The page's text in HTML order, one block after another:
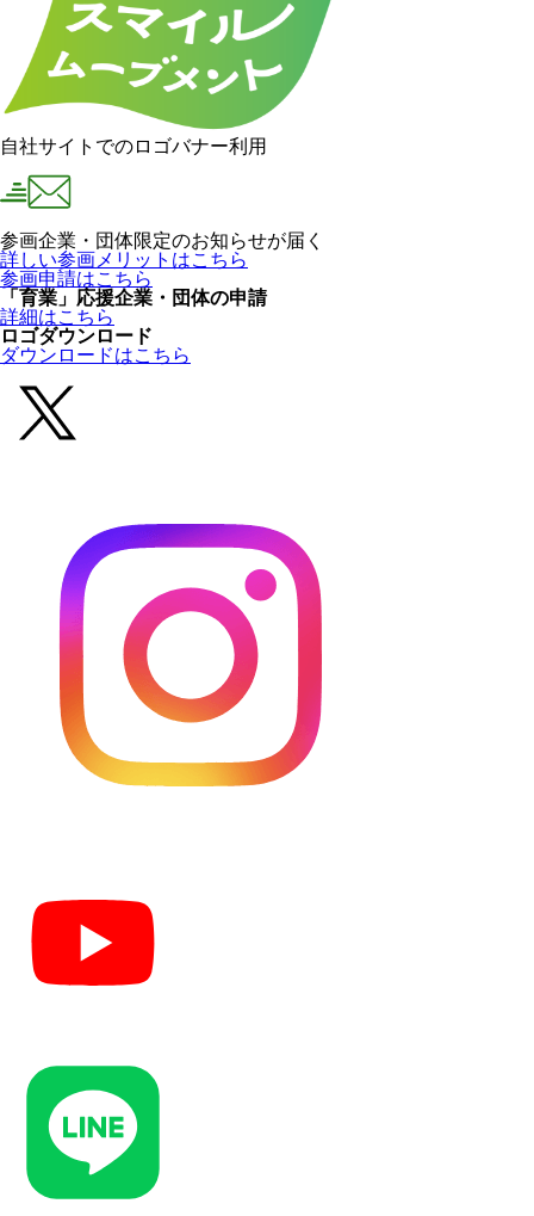
自社サイトでのロゴバナー利用
参画企業・団体限定のお知らせが届く
詳しい参画メリットはこちら
参画申請はこちら
「育業」応援企業・団体の申請
詳細はこちら
ロゴダウンロード
ダウンロードはこちら